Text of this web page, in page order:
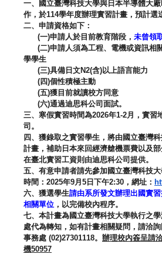
一、國立臺灣科技大學與日本半導體大廠
作，於114學年度辦理實習計畫，預計選
二、申請資格如下：
(一)申請人於目前教育階段， 未曾領
(二)申請人須為工程、電機或資訊相
學學生
(三)具備日文N2(含)以上語言能力
( 四)個性積極主動
(五)獲目前就讀校方同意
(六)通過迪思科公司面試。
三、寒假實習時間為2026年1-2月， 實習
司。
四、獲錄取之實習學生， 將由國立臺灣
計畫， 補助日本來回經濟艙機票費以及部
在臺北實習工資則由迪思科公司提供。
五、有意申請者請先參加國立臺灣科技大
時間： 2025年9月 5 日下午2:30 ，網址：
六、獲選學生請由系所發文辦理出國實習
相關單位 ，以完備校內程序。
七、本計畫為國立臺灣科技大學執行之學
處代為轉知，如有計畫相關疑問， 請洽
事務處 (02)27301118。 辦理校內簽呈請
機50957